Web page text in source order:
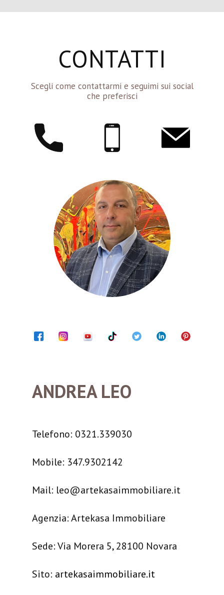
CONTATTI
Scegli come contattarmi e seguimi sui social
che preferisci
ANDREA LEO
Telefono: 0321.339030
Mobile: 347.9302142
Mail: leo@artekasaimmobiliare.it
Agenzia: Artekasa Immobiliare
Sede: Via Morera 5, 28100 Novara
Sito: artekasaimmobiliare.it